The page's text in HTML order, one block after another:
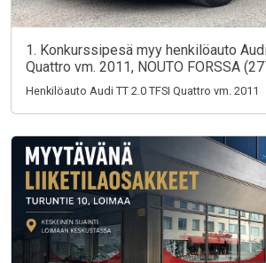
1. Konkurssipesä myy henkilöauto
Quattro vm. 2011, NOUTO FORSSA
Henkilöauto Audi TT 2.0 TFSI Quattro vm. 2011